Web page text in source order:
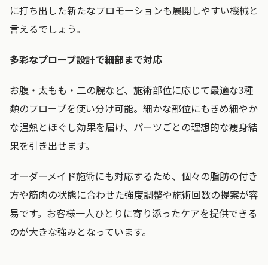
に打ち出した新たなプロモーションも展開しやすい機械と
言えるでしょう。
多彩なプローブ設計で細部まで対応
お腹・太もも・二の腕など、施術部位に応じて最適な3種
類のプローブを使い分け可能。細かな部位にもきめ細やか
な温熱とほぐし効果を届け、パーツごとの理想的な痩身結
果を引き出せます。
オーダーメイド施術にも対応するため、個々の脂肪の付き
方や筋肉の状態に合わせた強度調整や施術回数の提案が容
易です。お客様一人ひとりに寄り添ったケアを提供できる
のが大きな強みとなっています。